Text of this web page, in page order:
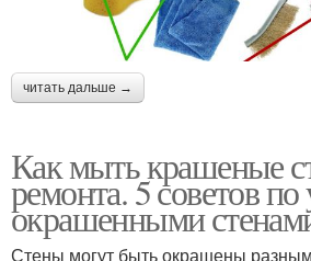
читать дальше →
Как мыть крашеные
ремонта. 5 советов по
окрашенными
Стены могут быть окрашены